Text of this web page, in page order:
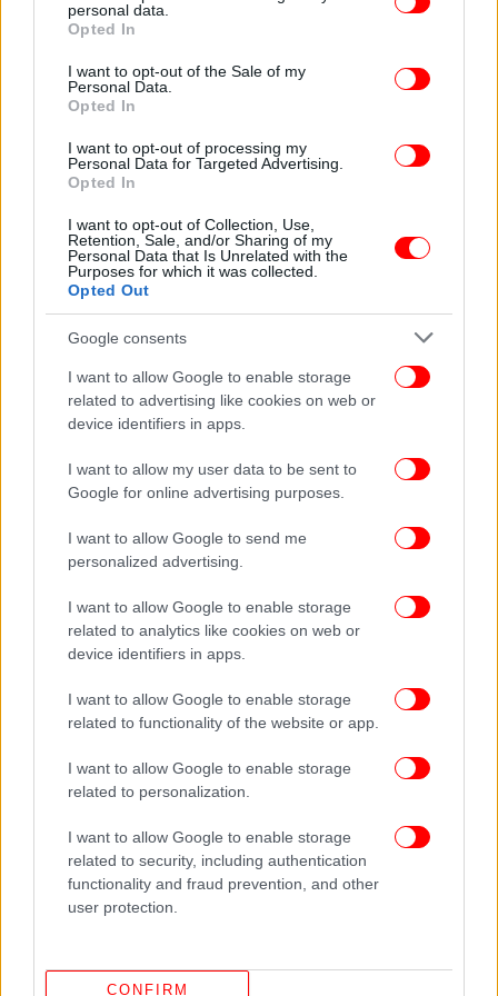
grant or deny consent to Google and its third-party tags to
use your data for below specified purposes in below Google
consent section.
personal data.
Opted In
I want to opt-out of the Sale of my
Personal Data.
Opted In
I want to opt-out of processing my
Personal Data for Targeted Advertising.
Opted In
I want to opt-out of Collection, Use,
Retention, Sale, and/or Sharing of my
Personal Data that Is Unrelated with the
Purposes for which it was collected.
Opted Out
Google consents
I want to allow Google to enable storage
related to advertising like cookies on web or
device identifiers in apps.
I want to allow my user data to be sent to
Google for online advertising purposes.
I want to allow Google to send me
personalized advertising.
I want to allow Google to enable storage
related to analytics like cookies on web or
device identifiers in apps.
I want to allow Google to enable storage
related to functionality of the website or app.
I want to allow Google to enable storage
related to personalization.
I want to allow Google to enable storage
related to security, including authentication
functionality and fraud prevention, and other
user protection.
CONFIRM
Το δεύτερο στοιχείο του σχεδίου της Φον ντερ
Λάιεν συνίσταται στη διευκόλυνση των δαπανών σε
επίπεδο ΕΕ με ένα νέο κοινό χρηματοδοτικό
εργαλείο. Αυτά τα χρήματα θα χρησιμοποιηθούν
κυρίως για επενδύσεις σε κοινά έργα σε τομείς
όπως η αεράμυνα, οι δυνατότητες πληγμάτων
μεγάλης εμβέλειας, οι πύραυλοι, τα drones και η
στρατιωτικού βαθμού τεχνητή νοημοσύνη.
Ορισμένοι ανώτεροι αξιωματούχοι της ΕΕ και
κράτη-μέλη ζητούν τη δυνατότητα από κοινού
δανεισμού, αλλά η ιδέα είναι πάντα αμφιλεγόμενη
και διχάζει την Ένωση.
Το τρίτο στοιχείο συνίσταται στη χαλάρωση των
επενδυτικών περιορισμών στην Ευρωπαϊκή
Τράπεζα Επενδύσεων. Επί του παρόντος,
επιτρέπεται η επένδυση μόνο σε αγαθά διπλής
χρήσης. Μια αλλαγή θα οδηγήσει σε πρόσθετη
χρηματοδότηση και από ιδιωτικές τράπεζες.
Χρηματοδότηση από το Ταμείο Ανάκαμψης;
Κομισιόν σε κεκλεισμένων των θυρών συζητήσεις